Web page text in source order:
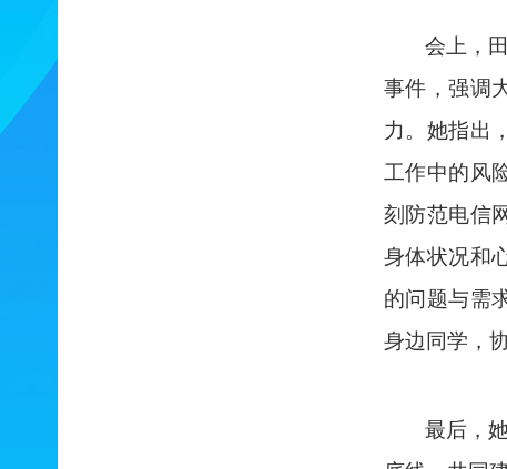
会上，
事件，强调
力。她指出
工作中的风
刻防范电信
身体状况和
的问题与需
身边同学，
最后，